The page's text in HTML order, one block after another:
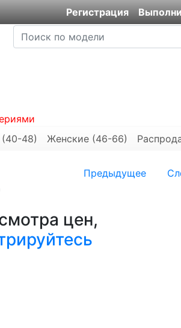
Регистрация
48) Женские (46-66)
Предыдущее
цен,